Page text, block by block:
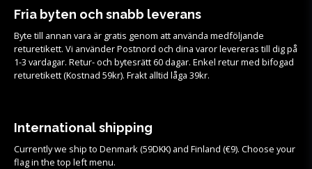
Fria byten och snabb leverans
Byte till annan vara är gratis genom att använda medföljande
returetikett. Vi använder Postnord och dina varor levereras till dig på
1-3 vardagar. Retur- och bytesrätt 60 dagar. Enkel retur med bifogad
returetikett (Kostnad 59kr). Frakt alltid låga 39kr.
International shipping
Currently we ship to Denmark (59DKK) and Finland (€9). Choose your
flag in the top left menu.